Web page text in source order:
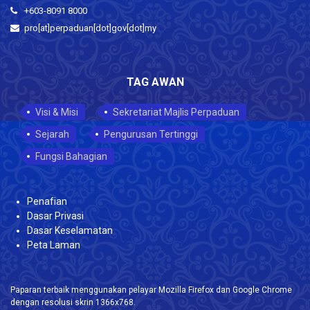
+603-8091 8000
pro[at]perpaduan[dot]gov[dot]my
TAG AWAN
Visi & Misi
Sekretariat Majlis Perpaduan
Sejarah
Pengurusan Tertinggi
Fungsi Bahagian
Penafian
Dasar Privasi
Dasar Keselamatan
Peta Laman
Paparan terbaik menggunakan pelayar Mozilla Firefox dan Google Chrome
dengan resolusi skrin 1366x768.